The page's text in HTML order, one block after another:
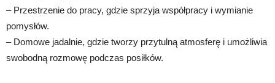
– Przestrzenie do pracy, gdzie sprzyja współpracy i wymianie
pomysłów.
– Domowe jadalnie, gdzie tworzy przytulną atmosferę i umożliwia
swobodną rozmowę podczas posiłków.